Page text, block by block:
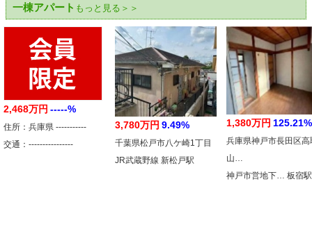
一棟アパート もっと見る＞＞
2,468万円 -----%
住所：兵庫県 -----------
交通：----------------
3,780万円 9.49%
千葉県松戸市八ケ崎1丁目
JR武蔵野線 新松戸駅
1,380万円 125.21%
兵庫県神戸市長田区高
山…
神戸市営地下… 板宿駅